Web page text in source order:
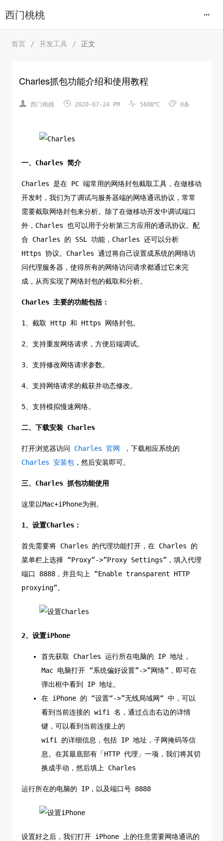
西门桃桃
首页 / 开发工具 / 正文
Charles抓包功能介绍和使用教程
 西门桃桃  2020-07-24 PM  5608℃  0条
一、Charles 简介
Charles 是在 PC 端常用的网络封包截取工具，在做移动
开发时，我们为了调试与服务器端的网络通讯协议，常常
需要截取网络封包来分析。除了在做移动开发中调试端口
外，Charles 也可以用于分析第三方应用的通讯协议。配
合 Charles 的 SSL 功能，Charles 还可以分析
Https 协议。Charles 通过将自己设置成系统的网络访
问代理服务器，使得所有的网络访问请求都通过它来完
成，从而实现了网络封包的截取和分析。
Charles 主要的功能包括：
1、截取 Http 和 Https 网络封包。
2、支持重发网络请求，方便后端调试。
3、支持修改网络请求参数。
4、支持网络请求的截获并动态修改。
5、支持模拟慢速网络。
二、下载安装 Charles
打开浏览器访问 Charles 官网 ，下载相应系统的
Charles 安装包，然后安装即可。
三、Charles 抓包功能使用
这里以Mac+iPhone为例。
1、设置Charles：
首先需要将 Charles 的代理功能打开，在 Charles 的
菜单栏上选择 “Proxy”->”Proxy Settings”，填入代理
端口 8888，并且勾上 “Enable transparent HTTP
proxying”。
2、设置iPhone
首先获取 Charles 运行所在电脑的 IP 地址，
Mac 电脑打开 “系统偏好设置”->”网络”，即可在
弹出框中看到 IP 地址。
在 iPhone 的 “设置“->”无线局域网“ 中，可以
看到当前连接的 wifi 名，通过点击右边的详情
键，可以看到当前连接上的
wifi 的详细信息，包括 IP 地址，子网掩码等信
息。在其最底部有「HTTP 代理」一项，我们将其切
换成手动，然后填上 Charles
运行所在的电脑的 IP，以及端口号 8888
设置好之后，我们打开 iPhone 上的任意需要网络通讯的